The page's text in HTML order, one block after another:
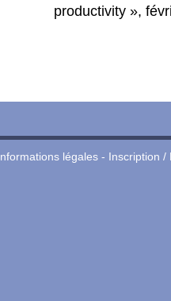
productivity »,
Informations légales- Inscription